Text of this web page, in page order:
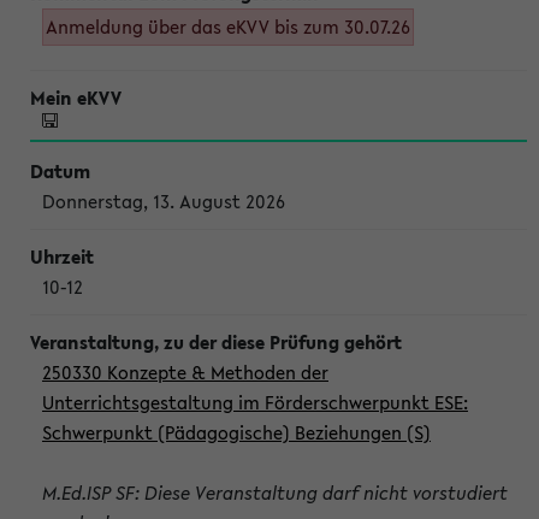
Anmeldung über das eKVV bis zum 30.07.26
Donnerstag, 13. August 2026
10-12
250330 Konzepte & Methoden der
Unterrichtsgestaltung im Förderschwerpunkt ESE:
Schwerpunkt (Pädagogische) Beziehungen (S)
M.Ed.ISP SF: Diese Veranstaltung darf nicht vorstudiert